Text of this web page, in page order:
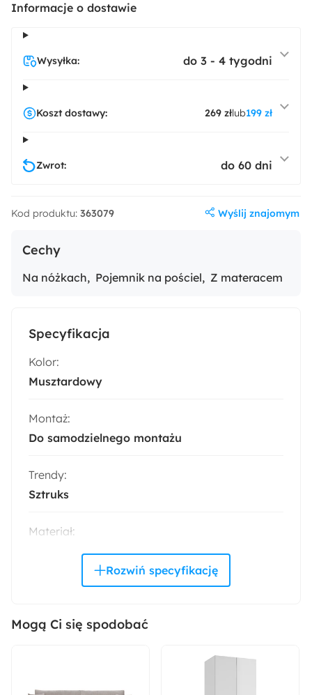
Cechy
Na nóżkach Pojemnik na pościel Z materacem
Specyfikacja
Kolor:
Musztardowy
Montaż:
Do samodzielnego montażu
Trendy:
Sztruks
Materiał:
Sztruks
Kolor nóżek:
Mogą Ci się spodobać
Informacje o dostawie
Wysyłka: do 3 - 4 tygodni
Koszt dostawy: 269 złlub199 zł
Zwrot: do 60 dni
Kod produktu: 363079 Wyślij znajomym